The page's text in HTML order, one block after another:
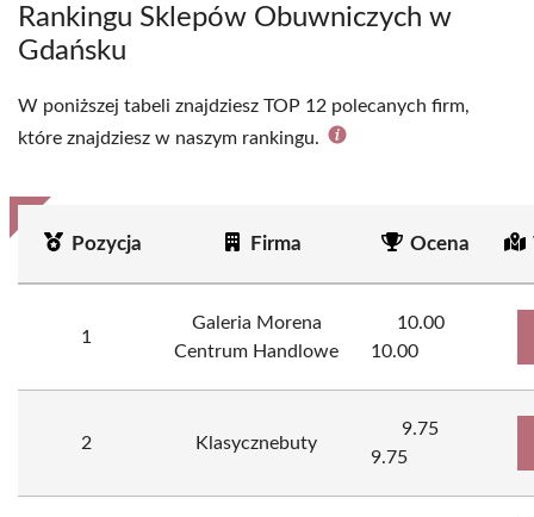
Rankingu Sklepów Obuwniczych w
Gdańsku
W poniższej tabeli znajdziesz TOP 12 polecanych firm,
które znajdziesz w naszym rankingu.
Pozycja Firma Ocena
1
Galeria Morena
Centrum Handlowe
10.00
10.00
2 Klasycznebuty
9.75
9.75